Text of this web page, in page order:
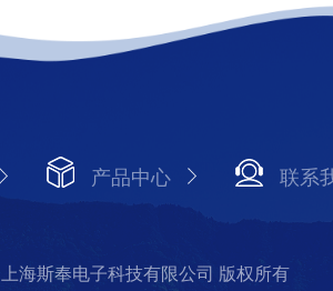
产品中心 联系
海斯奉电子科技有限公司 版权所有